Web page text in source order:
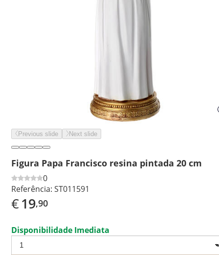
Previous slide Next slide
Figura Papa Francisco resina pintada 20 cm
0
Referência: ST011591
€19,90
Disponibilidade Imediata